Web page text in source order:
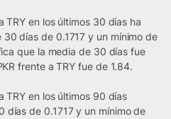
TRY en los últimos 30 días ha
días de 0.1717 y un mínimo de
que la media de 30 días fue
frente a TRY fue de 1.84.
TRY en los últimos 90 días
días de 0.1717 y un mínimo de